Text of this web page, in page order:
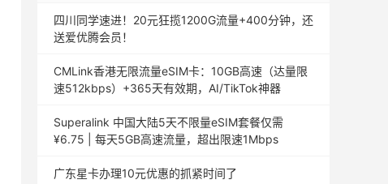
四川同学速进！20元狂揽1200G流量+400分钟，还
送爱优腾会员！
CMLink香港无限流量eSIM卡：10GB高速（达量限
速512kbps）+365天有效期，AI/TikTok神器
Superalink 中国大陆5天不限量eSIM套餐仅需
¥6.75 | 每天5GB高速流量，超出限速1Mbps
广东星卡办理10元优惠的抓紧时间了